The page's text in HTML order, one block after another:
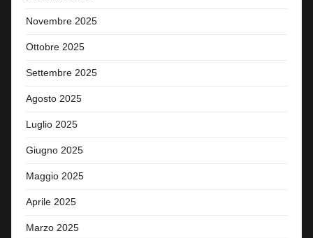
Novembre 2025
Ottobre 2025
Settembre 2025
Agosto 2025
Luglio 2025
Giugno 2025
Maggio 2025
Aprile 2025
Marzo 2025